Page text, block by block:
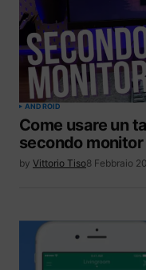
ANDROID
Come usare un
secondo
by Vittorio Tiso8 Febbraio